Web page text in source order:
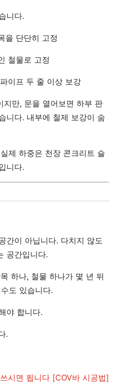
니다.
을 단단히 고정
철물로 고정
이프 두 줄 이상 보강
지만, 문을 열어보면 하부 판
니다. 내부에 철제 보강이 숨
제 하중은 천장 콘크리트 슬
니다.
간이 아닙니다. 다치지 않도
공간입니다.
하나, 철물 하나가 몇 년 뒤
도 있습니다.
야 합니다.
.
시면 됩니다 [COV바 시공법]